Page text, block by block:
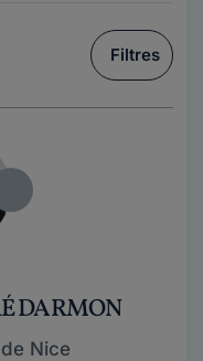
Filtres
DARMON
Nice